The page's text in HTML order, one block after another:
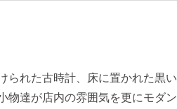
られた古時計、床に置かれた黒い
達が店内の雰囲気を更にモダン